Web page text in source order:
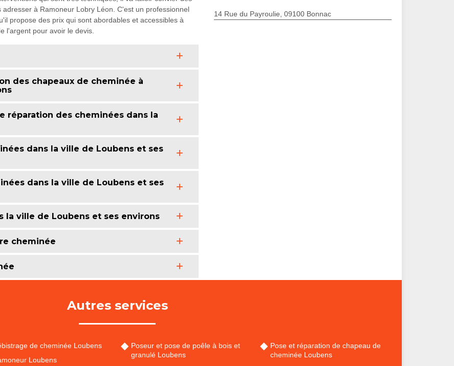
à Ramoneur Lobry Léon. C'est un professionnel
propose des prix qui sont abordables et accessibles à
l'argent pour avoir le devis.
des chapeaux de cheminée à
réparation des cheminées dans la
dans la ville de Loubens et ses
dans la ville de Loubens et ses
la ville de Loubens et ses environs
cheminée
14 Rue du Payroulie, 09100 Bonnac
Autres services
de cheminée Loubens
Loubens
Poseur et pose de poêle à bois et
granulé Loubens
Pose et réparation de chapeau de
cheminée Loubens